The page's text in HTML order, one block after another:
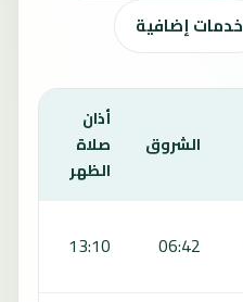
خدمات إضافية
الشروق
أذان
صلاة
الظهر
06:42
13:10